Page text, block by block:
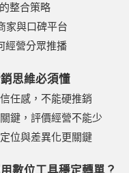
整合策略
家與口碑平台
經營分眾推播
思維必須懂
任感，不能硬推銷
鍵，評價經營不能少
位與差異化更關鍵